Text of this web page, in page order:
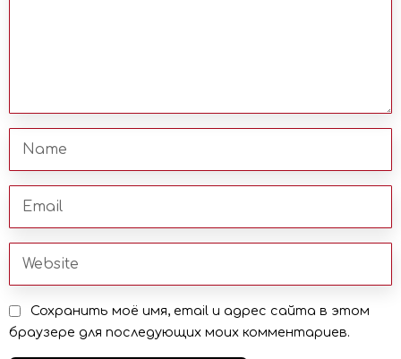
Сохранить моё имя, email и адрес сайта в этом
браузере для последующих моих комментариев.